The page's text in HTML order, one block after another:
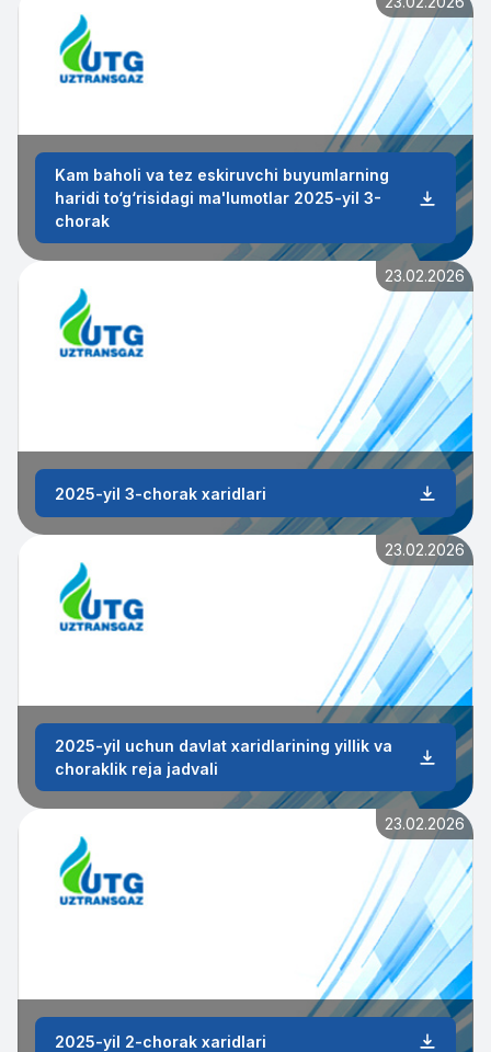
Kam baholi va tez eskiruvchi buyumlarning
haridi to‘g‘risidagi ma'lumotlar 2025-yil 3-
chorak
23.02.2026
2025-yil 3-chorak xaridlari
23.02.2026
2025-yil uchun davlat xaridlarining yillik va
choraklik reja jadvali
23.02.2026
2025-yil 2-chorak xaridlari